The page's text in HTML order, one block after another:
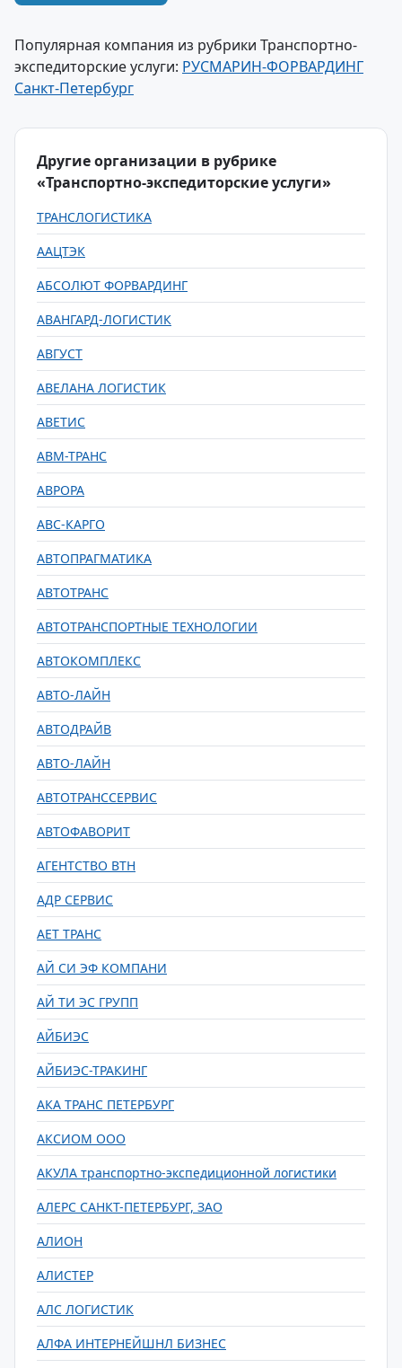
Популярная компания из рубрики Транспортно-
экспедиторские услуги: РУСМАРИН-ФОРВАРДИНГ
Санкт-Петербург
Другие организации в рубрике
«Транспортно-экспедиторские услуги»
ТРАНСЛОГИСТИКА
ААЦТЭК
АБСОЛЮТ ФОРВАРДИНГ
АВАНГАРД-ЛОГИСТИК
АВГУСТ
АВЕЛАНА ЛОГИСТИК
АВЕТИС
АВМ-ТРАНС
АВРОРА
АВС-КАРГО
АВТОПРАГМАТИКА
АВТОТРАНС
АВТОТРАНСПОРТНЫЕ ТЕХНОЛОГИИ
АВТОКОМПЛЕКС
АВТО-ЛАЙН
АВТОДРАЙВ
АВТО-ЛАЙН
АВТОТРАНССЕРВИС
АВТОФАВОРИТ
АГЕНТСТВО ВТН
АДР СЕРВИС
АЕТ ТРАНС
АЙ СИ ЭФ КОМПАНИ
АЙ ТИ ЭС ГРУПП
АЙБИЭС
АЙБИЭС-ТРАКИНГ
АКА ТРАНС ПЕТЕРБУРГ
АКСИОМ ООО
АКУЛА транспортно-экспедиционной логистики
АЛЕРС САНКТ-ПЕТЕРБУРГ, ЗАО
АЛИОН
АЛИСТЕР
АЛС ЛОГИСТИК
АЛФА ИНТЕРНЕЙШНЛ БИЗНЕС